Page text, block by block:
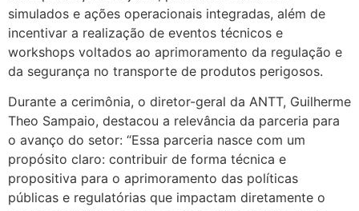
simulados e ações operacionais integradas, além de
incentivar a realização de eventos técnicos e
workshops voltados ao aprimoramento da regulação e
da segurança no transporte de produtos perigosos.
Durante a cerimônia, o diretor-geral da ANTT, Guilherme
Theo Sampaio, destacou a relevância da parceria para
o avanço do setor: “Essa parceria nasce com um
propósito claro: contribuir de forma técnica e
propositiva para o aprimoramento das políticas
públicas e regulatórias que impactam diretamente o